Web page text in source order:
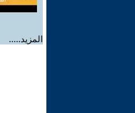
المزيد.....